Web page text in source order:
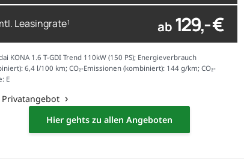
Leasingrate1 ab 129,- €
KONA 1.6 T-GDI Trend 110kW (150 PS); Energieverbrauch
6,4 l/100 km; CO₂-Emissionen (kombiniert): 144 g/km; CO₂-
E
Privatangebot
Hier gehts zu allen Angeboten